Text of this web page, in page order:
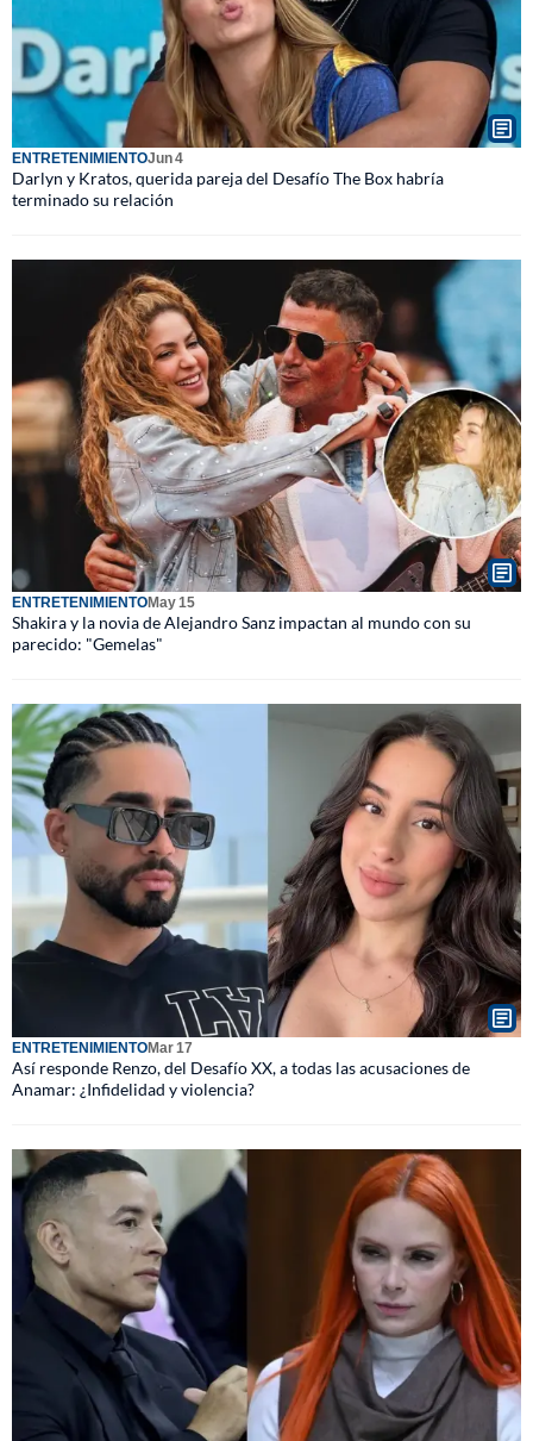
ENTRETENIMIENTOJun 4
Darlyn y Kratos, querida pareja del Desafío The Box habría
terminado su relación
ENTRETENIMIENTOMay 15
Shakira y la novia de Alejandro Sanz impactan al mundo con su
parecido: "Gemelas"
ENTRETENIMIENTOMar 17
Así responde Renzo, del Desafío XX, a todas las acusaciones de
Anamar: ¿Infidelidad y violencia?